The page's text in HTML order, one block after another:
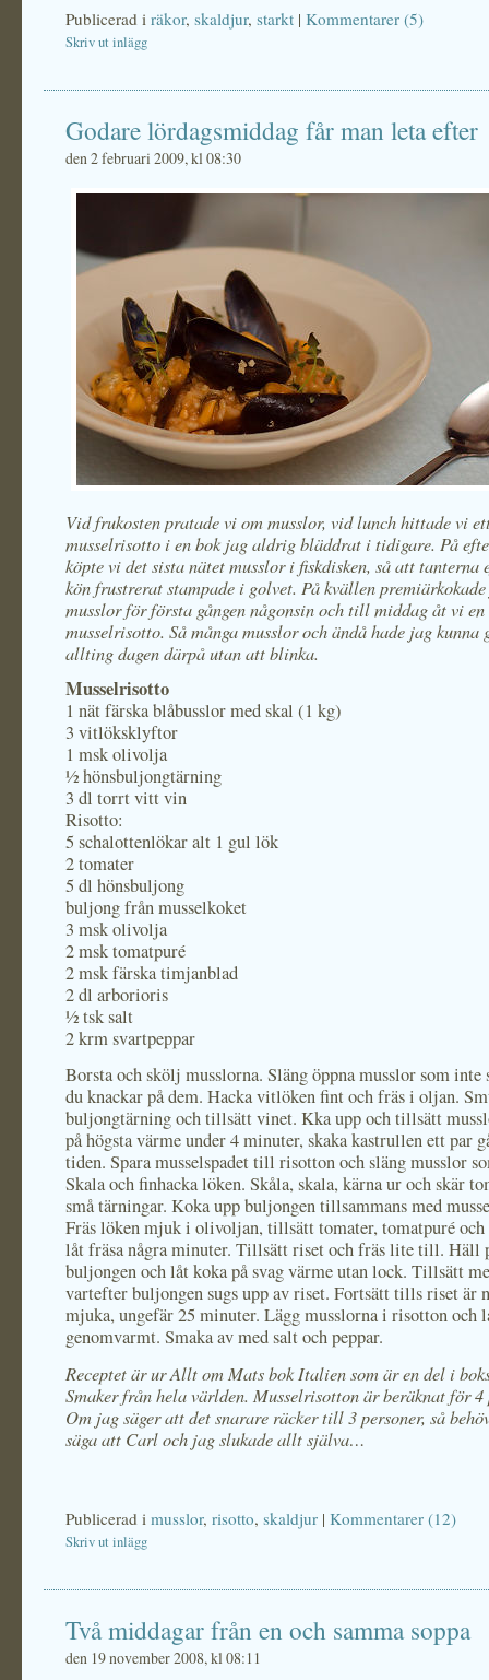
Publicerad i räkor, skaldjur, starkt | Kommentarer (5)
Skriv ut inlägg
Godare lördagsmiddag får man leta efter
den 2 februari 2009, kl 08:30
Vid frukosten pratade vi om musslor, vid lunch hittade vi
musselrisotto i en bok jag aldrig bläddrat i tidigare. På
köpte vi det sista nätet musslor i fiskdisken, så att tanterna
kön frustrerat stampade i golvet. På kvällen
musslor för första gången någonsin och till middag åt vi en
musselrisotto. Så många musslor och ändå hade jag kunna
allting dagen därpå utan att blinka.
Musselrisotto
1 nät färska blåbusslor med skal (1 kg)
3 vitlöksklyftor
1 msk olivolja
½ hönsbuljongtärning
3 dl torrt vitt vin
Risotto:
5 schalottenlökar alt 1 gul lök
2 tomater
5 dl hönsbuljong
buljong från musselkoket
3 msk olivolja
2 msk tomatpuré
2 msk färska timjanblad
2 dl arborioris
½ tsk salt
2 krm svartpeppar
Borsta och skölj musslorna. Släng öppna musslor som inte
du knackar på dem. Hacka vitlöken fint och fräs i oljan.
buljongtärning och tillsätt vinet. Kka upp och tillsätt
på högsta värme under 4 minuter, skaka kastrullen ett par
tiden. Spara musselspadet till risotton och släng musslor
Skala och finhacka löken. Skåla, skala, kärna ur och skär
små tärningar. Koka upp buljongen tillsammans med
Fräs löken mjuk i olivoljan, tillsätt tomater, tomatpuré
låt fräsa några minuter. Tillsätt riset och fräs lite till. Häll
buljongen och låt koka på svag värme utan lock. Tillsätt
vartefter buljongen sugs upp av riset. Fortsätt tills riset är
mjuka, ungefär 25 minuter. Lägg musslorna i risotton och
genomvarmt. Smaka av med salt och peppar.
Receptet är ur Allt om Mats bok Italien som är en del i
Smaker från hela världen. Musselrisotton är beräknat för 4
Om jag säger att det snarare räcker till 3 personer, så
säga att Carl och jag slukade allt själva…
Publicerad i musslor, risotto, skaldjur | Kommentarer (12)
Skriv ut inlägg
Två middagar från en och samma soppa
den 19 november 2008, kl 08:11